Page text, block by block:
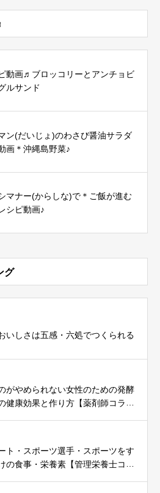
動画♬ブロッコリーとアンチョビ
ルサンド
ン(だいじょ)のわさび醤油サラダ
画＊沖縄島野菜♪
マナー(からしな)で＊ご飯が進む
シピ動画♪
グ
いしさは五感・六処でつくられる
がやめられない女性のための発酵
健康効果と作り方【薬剤師コラ
ト・スポーツ選手・スポーツをす
の食事・栄養素【管理栄養士コラ